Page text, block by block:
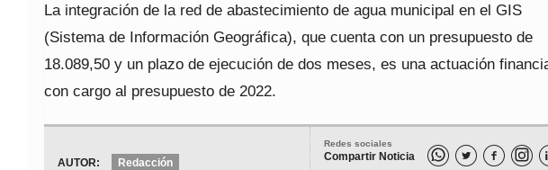
La integración de la red de abastecimiento de agua municipal en el GIS
(Sistema de Información Geográfica), que cuenta con un presupuesto de
18.089,50 y un plazo de ejecución de dos meses, es una actuación
con cargo al presupuesto de 2022.
Redes sociales
Compartir Noticia  
AUTOR: Redacción